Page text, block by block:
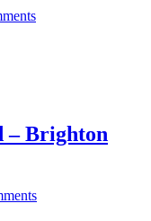
– Brighton